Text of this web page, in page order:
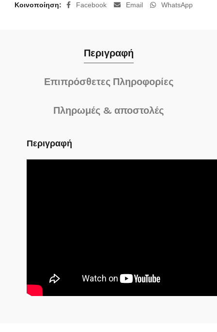
Κοινοποίηση Facebook Email WhatsApp
Περιγραφή
Επιπρόσθετες Πληροφορίες
Πληρωμές & αποστολές
Περιγραφή